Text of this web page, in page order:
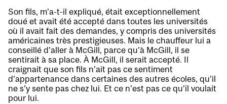
Son fils, m’a-t-il expliqué, était exceptionnellement
doué et avait été accepté dans toutes les universités
où il avait fait des demandes, y compris des universités
américaines très prestigieuses. Mais le chauffeur lui a
conseillé d’aller à McGill, parce qu’à McGill, il se
sentirait à sa place. À McGill, il serait accepté. Il
craignait que son fils n’ait pas ce sentiment
d’appartenance dans certaines des autres écoles, qu’il
ne s’y sente pas chez lui. Et ce n’est pas ce qu’il voulait
pour lui.